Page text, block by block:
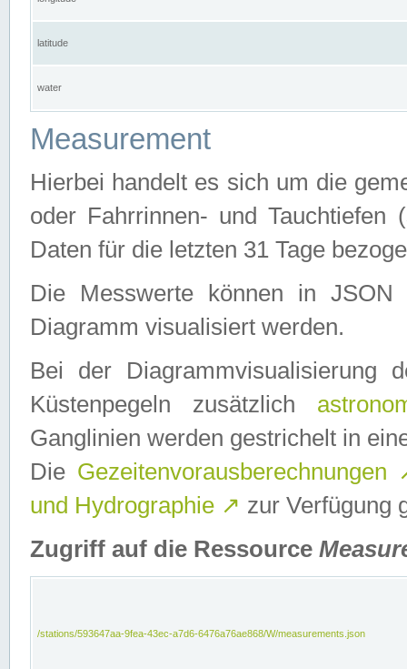
latitude
water
Measurement
Hierbei handelt es sich um die
oder Fahrrinnen- und Tauchtiefen
Daten für die letzten 31 Tage
Die Messwerte können in
Diagramm visualisiert werden.
Bei der Diagrammvisualisierung
Küstenpegeln zusätzlich
Ganglinien werden gestrichelt in
Die Gezeitenvorausberechnungen
und Hydrographie ↗ zur Verfügung
Zugriff auf die Ressource
/stations/593647aa-9fea-43ec-a7d6-6476a76ae868/W/measurements.json